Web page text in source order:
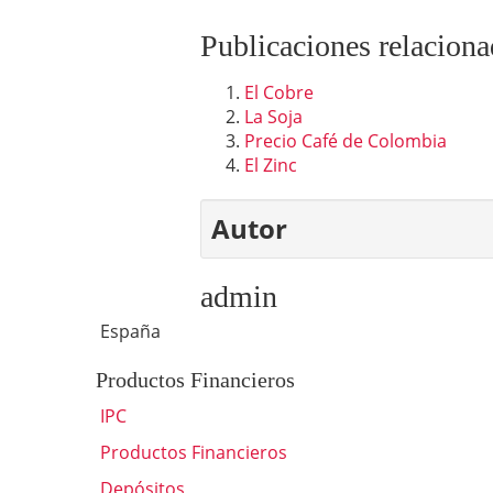
Publicaciones
El Cobre
La Soja
Precio Café de Colombia
El Zinc
Autor
admin
España
Productos Financieros
IPC
Productos Financieros